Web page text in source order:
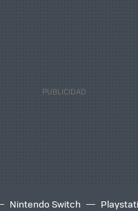
Nintendo Switch